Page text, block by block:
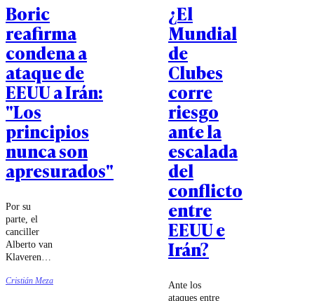
Boric
reafirma
condena a
ataque de
EEUU a Irán:
"Los
principios
nunca son
apresurados"
Por su
parte, el
canciller
Alberto van
Klaveren se
la visión
Cristián Meza
¿El
Mundial
de
Clubes
corre
riesgo
ante la
escalada
del
conflicto
entre
EEUU e
Irán?
Ante los
ataques entre